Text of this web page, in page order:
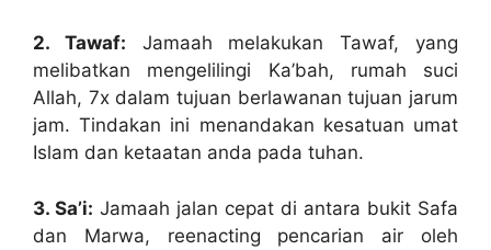
2. Tawaf: Jamaah melakukan Tawaf, yang
melibatkan mengelilingi Ka’bah, rumah suci
Allah, 7x dalam tujuan berlawanan tujuan jarum
jam. Tindakan ini menandakan kesatuan umat
Islam dan ketaatan anda pada tuhan.
3. Sa’i: Jamaah jalan cepat di antara bukit Safa
dan Marwa, reenacting pencarian air oleh